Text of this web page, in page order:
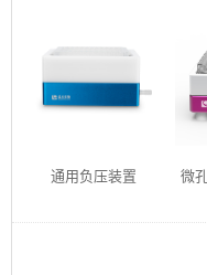
通用负压装置 微